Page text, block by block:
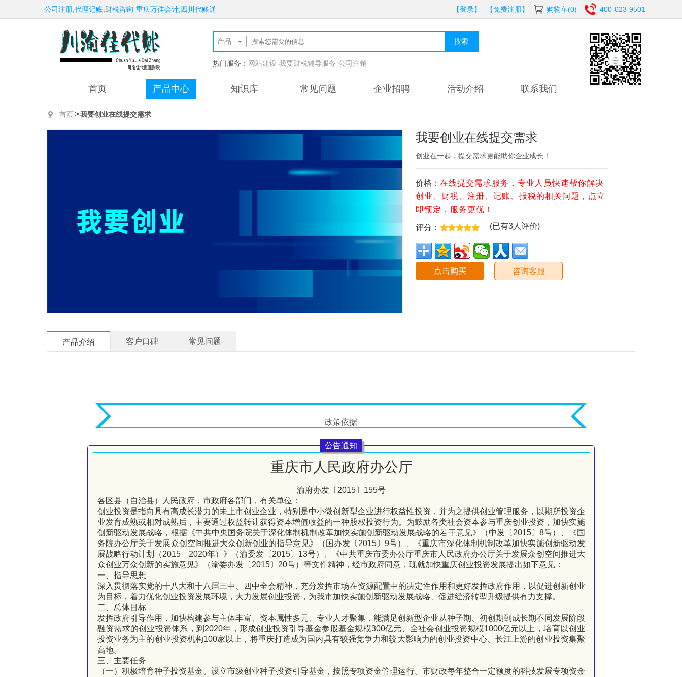
公司注册,代理记账,财税咨询-重庆万佳会计,四川代账通 400-023-9501
购物车(0)
【免费注册】
【登录】
搜索
热门服务： 网站建设 我要财税辅导服务 公司注销
首页 产品中心 知识库 常见问题 企业招聘 活动介绍 联系我们
首页>我要创业在线提交需求
我要创业在线提交需求
创业在一起，提交需求更能助你企业成长！
价格： 在线提交需求服务，专业人员快速帮你解决
创业、财税、注册、记账、报税的相关问题，点立
即预定，服务更优！
评分： (已有3人评价)
点击购买 咨询客服
产品介绍 客户口碑 常见问题
政策依据
公告通知
重庆市人民政府办公厅
渝府办发〔 2015〕 155号
各区县（自治县）人民政府，市政府各部门，有关单位：
创业投资是指向具有高成长潜力的未上市创业企业，特别是中小微创新型企业进行权益性投资，并为之提供创业管理服务，以期所投资企
业发育成熟或相对成熟后，主要通过权益转让获得资本增值收益的一种股权投资行为。为鼓励各类社会资本参与重庆创业投资，加快实施
创新驱动发展战略，根据《中共中央国务院关于深化体制机制改革加快实施创新驱动发展战略的若干意见》（中发〔 2015〕 8号）、《国
务院办公厅关于发展众创空间推进大众创新创业的指导意见》（国办发〔 2015〕 9号）、《重庆市深化体制机制改革加快实施创新驱动发
展战略行动计划（2015―2020年）》（渝委发〔 2015〕 13号）、《中共重庆市委办公厅重庆市人民政府办公厅关于发展众创空间推进大
众创业万众创新的实施意见》（渝委办发〔 2015〕 20号）等文件精神，经市政府同意，现就加快重庆创业投资发展提出如下意见：
一、指导思想
深入贯彻落实党的十八大和十八届三中、四中全会精神，充分发挥市场在资源配置中的决定性作用和更好发挥政府作用，以促进创新创业
为目标，着力优化创业投资发展环境，大力发展创业投资，为我市加快实施创新驱动发展战略、促进经济转型升级提供有力支撑。
二、总体目标
发挥政府引导作用，加快构建参与主体丰富、资本属性多元、 专业人才聚集，能满足创新型企业从种子期、初创期到成长期不同发展阶段
融资需求的创业投资体系，到 2020年，形成创业投资引导基金参股基金规模300亿元、全社会创业投资规模1000亿元 以上，培育以创业
投资业务为主的创业投资机构100家以上，将重庆打造成为国内具有较强竞争力和较大影响力的创业投资中心、长江上游的创业投资集聚
高地。
三、主要任务
（一）积极培育种子投资基金。 设立市级创业种子投资引导基金，按照专项资金管理运行。市财政每年整合一定额度的科技发展专项资金